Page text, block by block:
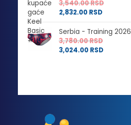
3,540.00RSD
2,832.00 RSD
Serbia - Training 2026
3,780.00RSD
3,024.00 RSD